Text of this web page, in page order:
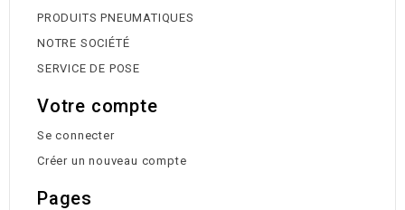
PRODUITS PNEUMATIQUES
NOTRE SOCIÉTÉ
SERVICE DE POSE
Votre compte
Se connecter
Créer un nouveau compte
Pages